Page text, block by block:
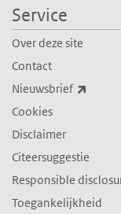
Service
Over deze site
Contact
Nieuwsbrief
Cookies
Disclaimer
Citeersuggestie
Responsible
Toegankelijkheid